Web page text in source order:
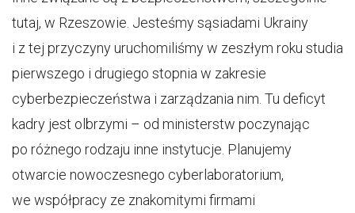
tutaj, w Rzeszowie. Jesteśmy sąsiadami Ukrainy
i z tej przyczyny uruchomiliśmy w zeszłym roku studia
pierwszego i drugiego stopnia w zakresie
cyberbezpieczeństwa i zarządzania nim. Tu deficyt
kadry jest olbrzymi – od ministerstw poczynając
po różnego rodzaju inne instytucje. Planujemy
otwarcie nowoczesnego cyberlaboratorium,
we współpracy ze znakomitymi firmami